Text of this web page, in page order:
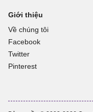
Giới thiệu
Về chúng tôi
Facebook
Twitter
Pinterest